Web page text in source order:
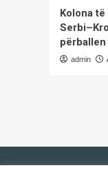
Kolona
admin